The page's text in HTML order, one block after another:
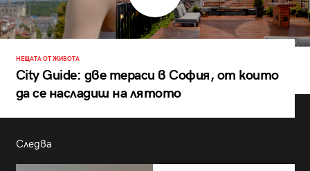
НЕЩАТА ОТ ЖИВОТА
City Guide: две тераси в София, от които
да се насладиш на лятото
Следва